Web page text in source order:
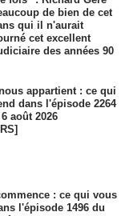
de bien de cet
qui il n'aurait
cet excellent
des années 90
appartient : ce qui
dans l'épisode 2264
août 2026
: ce qui vous
l'épisode 1496 du